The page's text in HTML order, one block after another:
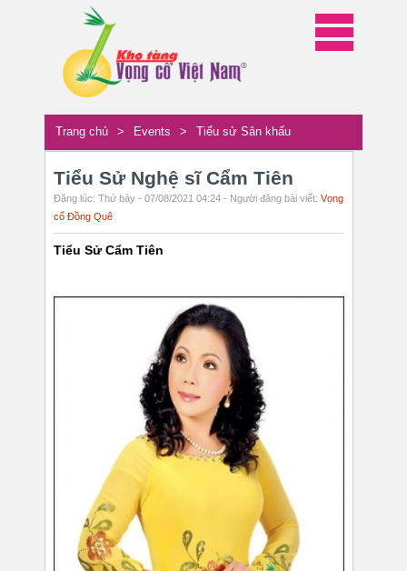
Trang chủ > Events > Tiểu sử Sân khấu
Tiểu Sử Nghệ sĩ Cẩm Tiên
Đăng lúc: Thứ bảy - 07/08/2021 04:24 - Người đăng bài viết: Vọng
cổ Đồng Quê
Tiểu Sử Cẩm Tiên